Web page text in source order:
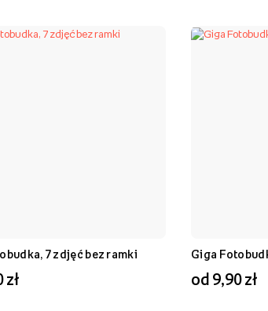
7 zdjęć bez ramki
zł
Giga
od 9,90 zł